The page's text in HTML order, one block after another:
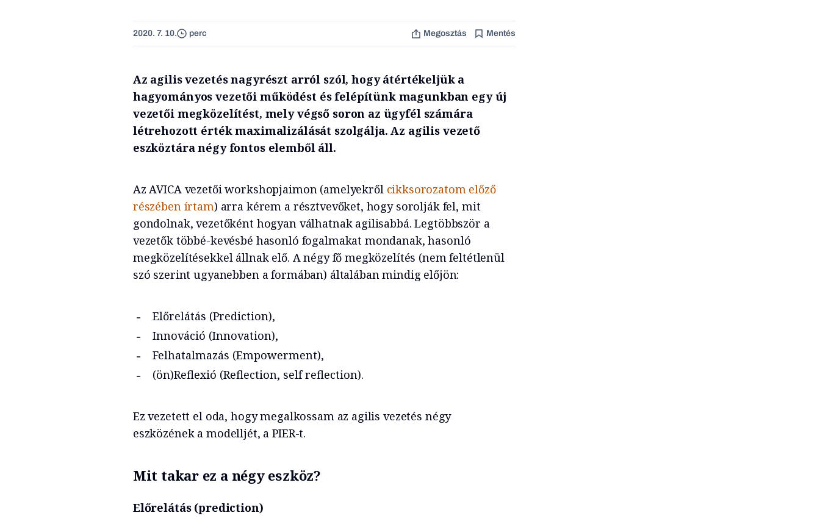
2020. 7. 10. perc Megosztás Mentés
Az agilis vezetés nagyrészt arról szól, hogy átértékeljük a
hagyományos vezetői működést és felépítünk magunkban egy új
vezetői megközelítést, mely végső soron az ügyfél számára
létrehozott érték maximalizálását szolgálja. Az agilis vezető
eszköztára négy fontos elemből áll.
Az AVICA vezetői workshopjaimon (amelyekről cikksorozatom előző
részében írtam) arra kérem a résztvevőket, hogy sorolják fel, mit
gondolnak, vezetőként hogyan válhatnak agilisabbá. Legtöbbször a
vezetők többé-kevésbé hasonló fogalmakat mondanak, hasonló
megközelítésekkel állnak elő. A négy fő megközelítés (nem feltétlenül
szó szerint ugyanebben a formában) általában mindig előjön:
Előrelátás (Prediction),
Innováció (Innovation),
Felhatalmazás (Empowerment),
(ön)Reflexió (Reflection, self reflection).
Ez vezetett el oda, hogy megalkossam az agilis vezetés négy
eszközének a modelljét, a PIER-t.
Mit takar ez a négy eszköz?
Előrelátás (prediction)